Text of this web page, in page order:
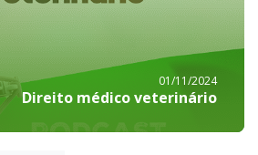
01/11/2024
Direito médico veterinário